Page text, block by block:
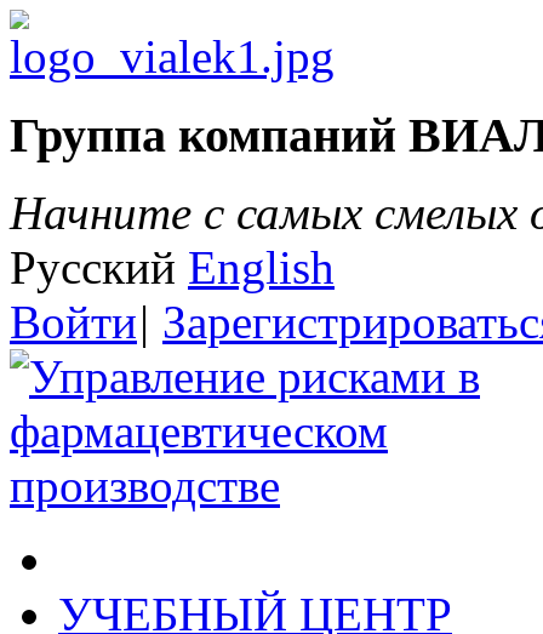
Группа компаний
Начните с самых
Русский English
Войти|
УЧЕБНЫЙ ЦЕНТР